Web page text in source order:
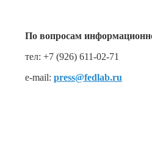
По вопросам
тел: +7 (926) 611-02-71
e-mail: press@fedlab.ru